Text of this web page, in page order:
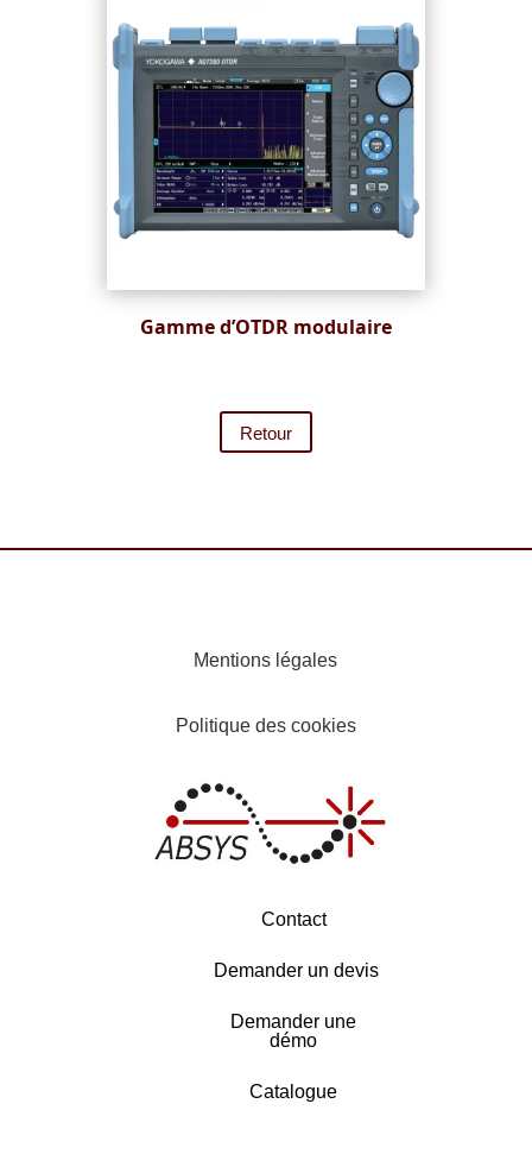
Gamme d’OTDR modulaire
Retour
Mentions légales
Politique des cookies
Contact
Demander un devis
Demander une
démo
Catalogue